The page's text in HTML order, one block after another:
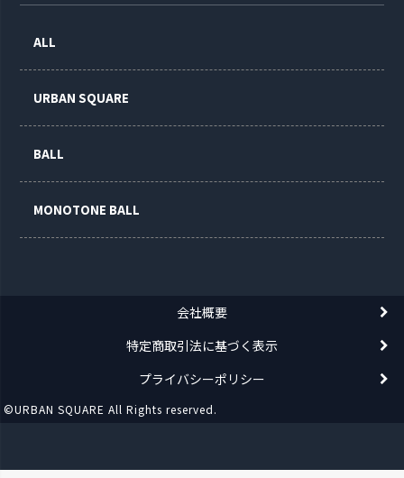
ALL
URBAN SQUARE
BALL
MONOTONE BALL
会社概要
特定商取引法に基づく表示
プライバシーポリシー
©URBAN SQUARE All Rights reserved.